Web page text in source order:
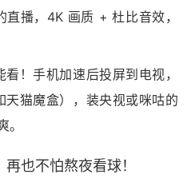
播，4K 画质 + 杜比音效，
看！手机加速后投屏到电视，
天猫魔盒），装央视或咪咕的
也不怕熬夜看球！